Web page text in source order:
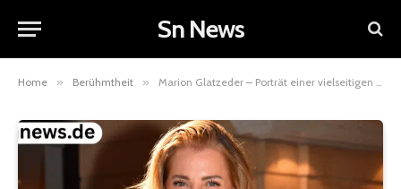
Sn News
Home » Berühmtheit » Marion Glatzeder – Porträt einer vielseitigen österreichischen Schauspielerin